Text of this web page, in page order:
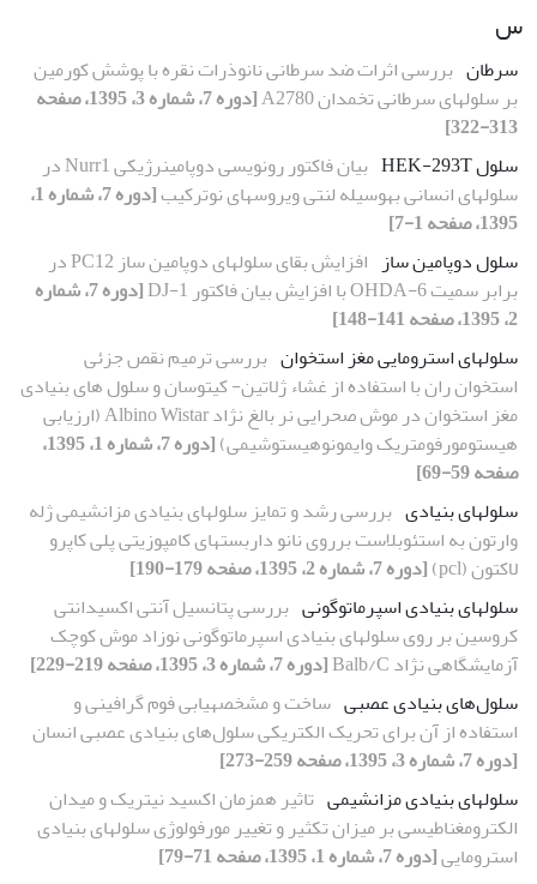
س
سرطان بررسی اثرات ضد سرطانی نانوذرات نقره با پوشش کورمین
بر سلول‏های سرطانی تخمدان A2780
[دوره 7، شماره 3، 1395، صفحه
313-322]
سلول HEK-293T
بیان فاکتور رونویسی دوپامینرژیکی Nurr1 در
سلول‏های انسانی به‏وسیله لنتی ویروس‏های نوترکیب
[دوره 7، شماره 1،
1395، صفحه 1-7]
سلول دوپامین ساز
افزایش بقای سلول‏های دوپامین ساز PC12 در
برابر سمیت 6-OHDA با افزایش بیان فاکتور DJ-1
[دوره 7، شماره
2، 1395، صفحه 141-148]
سلول‏های استرومایی مغز استخوان بررسی ترمیم نقص جزئی
استخوان ران با استفاده از غشاء ژلاتین- کیتوسان و سلول های بنیادی
مغز استخوان در موش صحرایی نر بالغ نژاد Albino Wistar (ارزیابی
هیستومورفومتریک وایمونوهیستوشیمی)
[دوره 7، شماره 1، 1395،
صفحه 59-69]
سلول‏های بنیادی بررسی رشد و تمایز سلول‏های بنیادی مزانشیمی ژله
وارتون به استئوبلاست برروی نانو داربست‏های کامپوزیتی پلی کاپرو
لاکتون (pcl)
[دوره 7، شماره 2، 1395، صفحه 179-190]
سلول‏های بنیادی اسپرماتوگونی بررسی پتانسیل آنتی اکسیدانتی
کروسین بر روی سلول‏های بنیادی اسپرماتوگونی نوزاد موش کوچک
آزمایشگاهی نژاد Balb/C
[دوره 7، شماره 3، 1395، صفحه 219-229]
سلول‌های بنیادی عصبی ساخت و مشخصه‏یابی فوم گرافینی و
استفاده از آن برای تحریک الکتریکی سلول‌های بنیادی عصبی انسان
[دوره 7، شماره 3، 1395، صفحه 259-273]
سلول‏های بنیادی مزانشیمی تاثیر هم‏زمان اکسید نیتریک و میدان
الکترومغناطیسی بر میزان تکثیر و تغییر مورفولوژی سلول‏های بنیادی
استرومایی[دوره 7، شماره 1، 1395، صفحه 71-79]